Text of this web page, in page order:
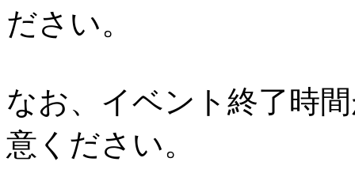
ださい。
なお、イベント終了時
意ください。